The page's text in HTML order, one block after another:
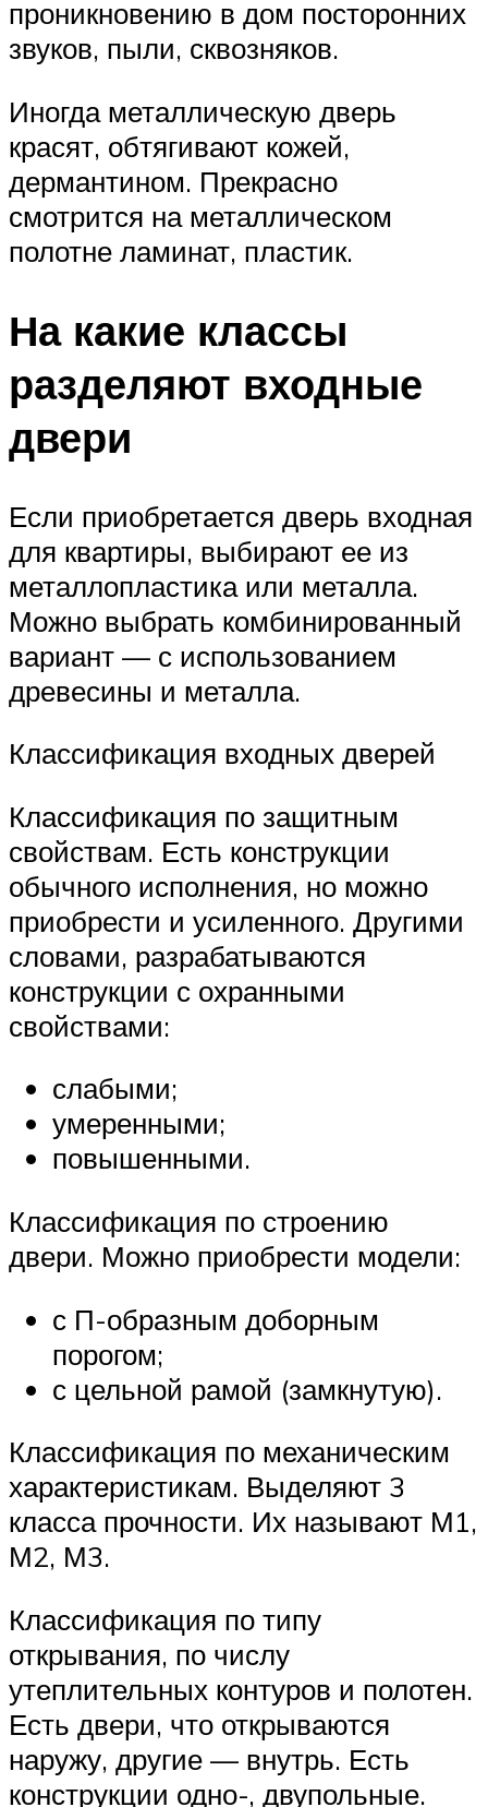
проникновению в дом посторонних
звуков, пыли, сквозняков.
Иногда металлическую дверь
красят, обтягивают кожей,
дермантином. Прекрасно
смотрится на металлическом
полотне ламинат, пластик.
На какие классы
разделяют входные
двери
Если приобретается дверь входная
для квартиры, выбирают ее из
металлопластика или металла.
Можно выбрать комбинированный
вариант — с использованием
древесины и металла.
Классификация входных дверей
Классификация по защитным
свойствам. Есть конструкции
обычного исполнения, но можно
приобрести и усиленного. Другими
словами, разрабатываются
конструкции с охранными
свойствами:
слабыми;
умеренными;
повышенными.
Классификация по строению
двери. Можно приобрести модели:
с П-образным доборным
порогом;
с цельной рамой (замкнутую).
Классификация по механическим
характеристикам. Выделяют 3
класса прочности. Их называют М1,
М2, М3.
Классификация по типу
открывания, по числу
утеплительных контуров и полотен.
Есть двери, что открываются
наружу, другие — внутрь. Есть
конструкции одно-, двупольные.